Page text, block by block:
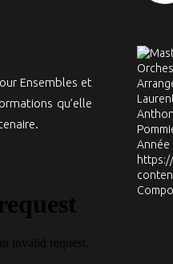
Ensembles et
qu’elle